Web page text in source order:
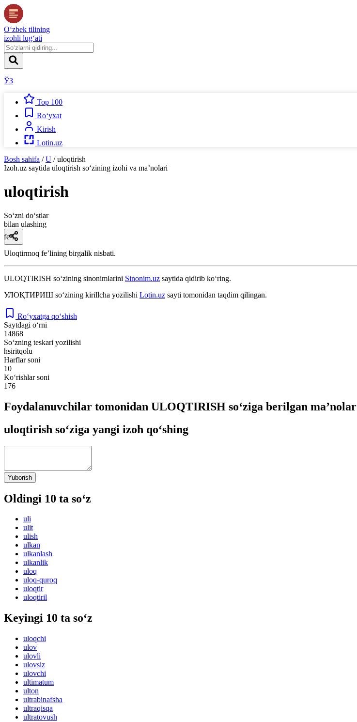
O‘zbek tilining
izohli lug‘ati
ЎЗ
Top 100
Ro‘yxat
Kirish
Lotin.uz
Bosh sahifa / U / uloqtirish
Izoh.uz saytida uloqtirish so‘zining izohi va ma’nolari
uloqtirish
So‘zni do‘stlar
bilan ulashing
fe’l
Uloqtirmoq feʼlining birgalik nisbati.
ULOQTIRISH so‘zining sinonimlarini Sinonim.uz saytida qidirib ko‘ring.
УЛОҚТИРИШ so‘zining kirillcha yozilishi Lotin.uz sayti tomonidan taqdim qilingan.
Ro‘yxatga qo‘shish
Saytdagi o‘rni
14868
So‘zning teskari yozilishi
hsiritqolu
Harflar soni
10
Ko‘rishlar soni
176
Foydalanuvchilar tomonidan ULOQTIRISH so‘ziga berilgan ma’nolar
uloqtirish so‘ziga yangi izoh qo‘shing
Yuborish
Oldingi 10 ta so‘z
uli
ulit
ulish
ulkan
ulkanlash
ulkanlik
uloq
uloq-quroq
uloqtir
uloqtiril
Keyingi 10 ta so‘z
uloqchi
ulov
ulovli
ulovsiz
ulovchi
ultimatum
ulton
ultrabinafsha
ultraqisqa
ultratovush